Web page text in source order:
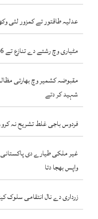
عدلیہ طاقتور تے کمزور لئی
مٹیاری وچ رشتے دے تنازع تے 6بندے قتل
شہید کر دتے
فردوس باجی غلط تشریح نہ
غیر ملکی طیارے دی
واپس بھجا دتا
زرداری دے نال انتقامی سلوک